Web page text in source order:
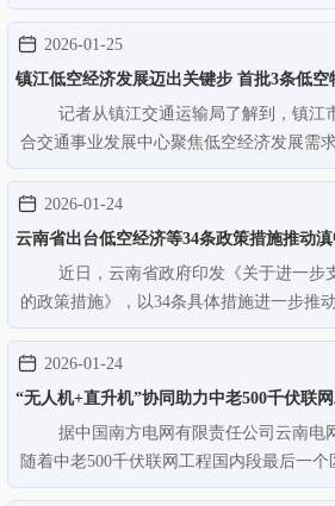
迈入全新阶段，将有力助推闽侯低空产业
县低空经济发展中心核心职能聚焦全县低
局与实施，牵头推进低空经…
2026-01-25
镇江低空经济发展迈出关键步 首批3条低
记者从镇江交通运输局了解到，镇江
合交通事业发展中心聚焦低空经济发展需
务保障工作，首批3条低空物流航线、8个
志着该市在构建高效、顺畅的低空飞行服
键的一步。为统筹推进低空…
2026-01-24
云南省出台低空经济等34条政策措施推动
近日，云南省政府印发《关于进一步
的政策措施》，以34条具体措施进一步推
级，深化改革创新和开放合作，加快建设
省经济高质量发展的重要增长极。《政策
力、深化改革创新探索、提升…
2026-01-24
“无人机+直升机”协同助力中老500千伏联
据中国南方电网有限责任公司云南电
随着中老500千伏联网工程国内段最后一
着该工程国内段顺利实现贯通。 四台重